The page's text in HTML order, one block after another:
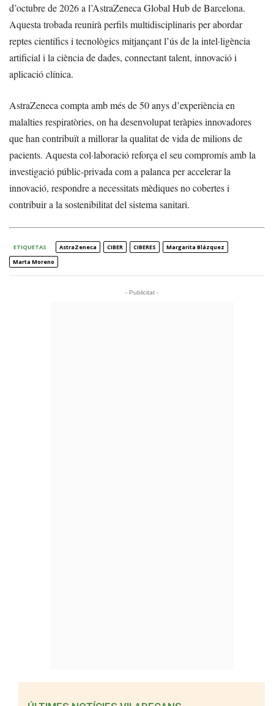
d’octubre de 2026 a l’AstraZeneca Global Hub de Barcelona.
Aquesta trobada reunirà perfils multidisciplinaris per abordar
reptes científics i tecnològics mitjançant l’ús de la intel·ligència
artificial i la ciència de dades, connectant talent, innovació i
aplicació clínica.
AstraZeneca compta amb més de 50 anys d’experiència en
malalties respiratòries, on ha desenvolupat teràpies innovadores
que han contribuït a millorar la qualitat de vida de milions de
pacients. Aquesta col·laboració reforça el seu compromís amb la
investigació públic-privada com a palanca per accelerar la
innovació, respondre a necessitats mèdiques no cobertes i
contribuir a la sostenibilitat del sistema sanitari.
ETIQUETAS AstraZeneca CIBER CIBERES
Margarita Blázquez
Marta Moreno
- Publicitat -